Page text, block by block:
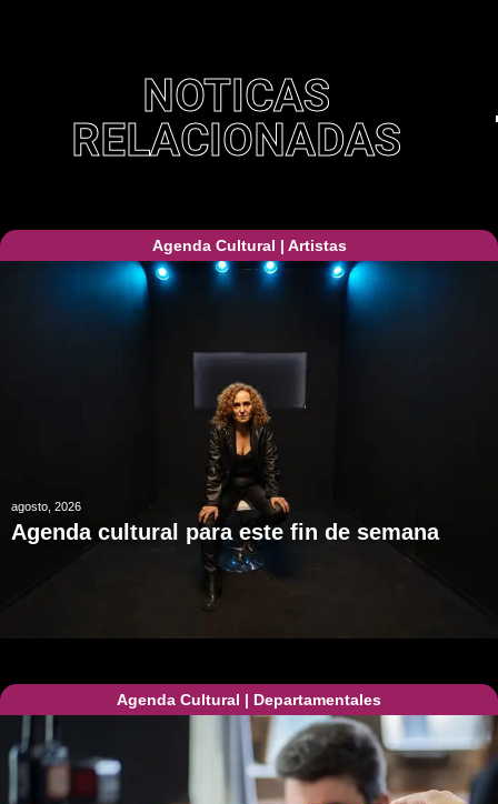
NOTICAS
RELACIONADAS
Agenda Cultural | Artistas
agosto, 2026
Agenda cultural para este fin de semana
Agenda Cultural | Departamentales